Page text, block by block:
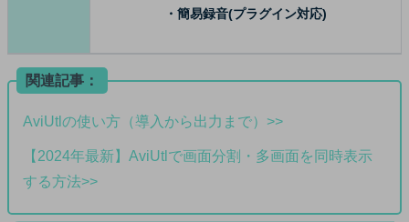
・簡易録音(プラグイン対応)
関連記事：
AviUtlの使い方（導入から出力まで）>>
【2024年最新】AviUtlで画面分割・多画面を同時表示
する方法>>